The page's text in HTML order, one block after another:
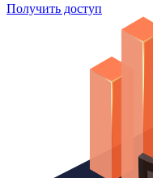
Получить доступ